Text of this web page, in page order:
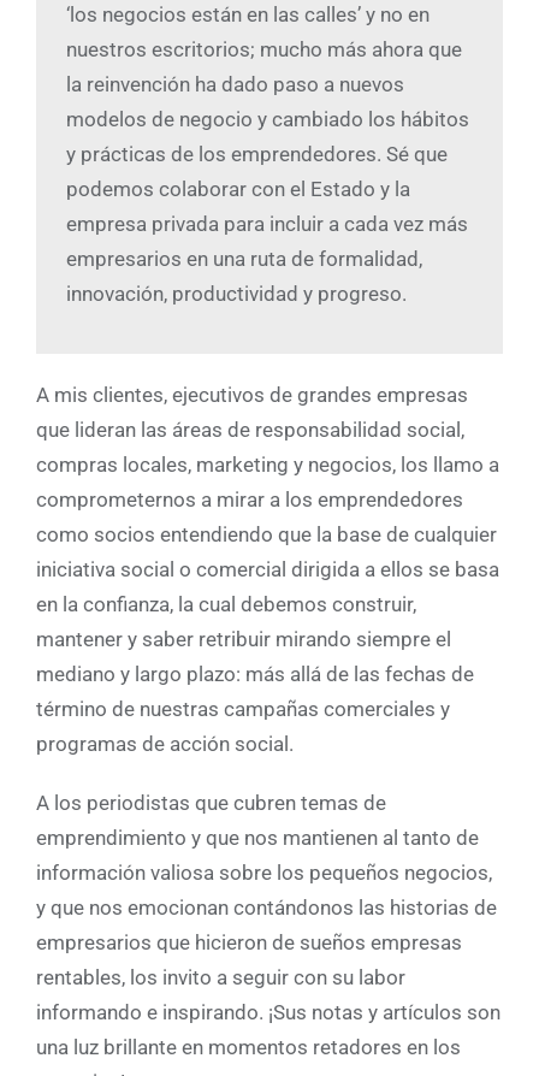
‘los negocios están en las calles’ y no en
nuestros escritorios; mucho más ahora que
la reinvención ha dado paso a nuevos
modelos de negocio y cambiado los hábitos
y prácticas de los emprendedores. Sé que
podemos colaborar con el Estado y la
empresa privada para incluir a cada vez más
empresarios en una ruta de formalidad,
innovación, productividad y progreso.
A mis clientes, ejecutivos de grandes empresas
que lideran las áreas de responsabilidad social,
compras locales, marketing y negocios, los llamo a
comprometernos a mirar a los emprendedores
como socios entendiendo que la base de cualquier
iniciativa social o comercial dirigida a ellos se basa
en la confianza, la cual debemos construir,
mantener y saber retribuir mirando siempre el
mediano y largo plazo: más allá de las fechas de
término de nuestras campañas comerciales y
programas de acción social.
A los periodistas que cubren temas de
emprendimiento y que nos mantienen al tanto de
información valiosa sobre los pequeños negocios,
y que nos emocionan contándonos las historias de
empresarios que hicieron de sueños empresas
rentables, los invito a seguir con su labor
informando e inspirando. ¡Sus notas y artículos son
una luz brillante en momentos retadores en los